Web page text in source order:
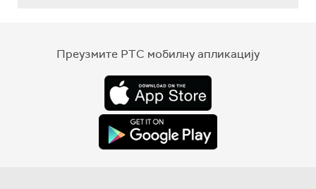
Преузмите РТС мобилну апликацију